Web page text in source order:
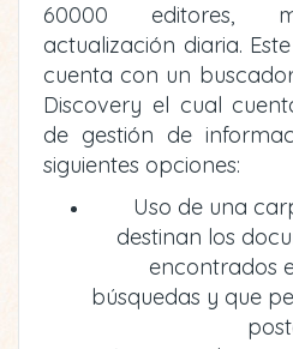
60000 editores,
actualización diaria.
cuenta con un
Discovery el cual
de gestión de
siguientes opciones:
Uso de una
destinan los
encontrados
búsquedas y que